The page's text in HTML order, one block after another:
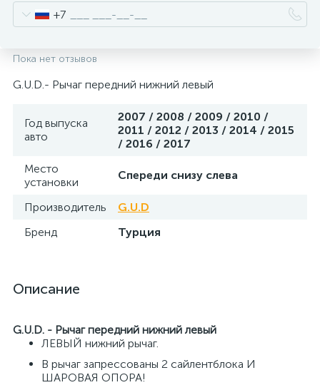
+7
Пока нет отзывов
G.U.D.- Рычаг передний нижний левый
Год выпуска
авто
2007 / 2008 / 2009 / 2010 /
2011 / 2012 / 2013 / 2014 / 2015
/ 2016 / 2017
Место
установки
Спереди снизу слева
Производитель
G.U.D
Бренд
Турция
Описание
G.U.D. - Рычаг передний нижний левый
ЛЕВЫЙ нижний рычаг.
В рычаг запрессованы 2 сайлентблока И
ШАРОВАЯ ОПОРА!